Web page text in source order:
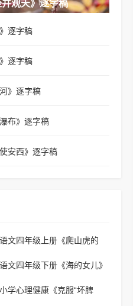
观天》逐字稿
逐字稿
逐字稿
》逐字稿
布》逐字稿
安西》逐字稿
文四年级上册《爬山虎的
文四年级下册《海的女儿》
小学心理健康《克服“坏脾